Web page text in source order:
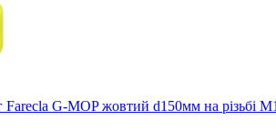
Farecla G-MOP жовтий d150мм на різьбі